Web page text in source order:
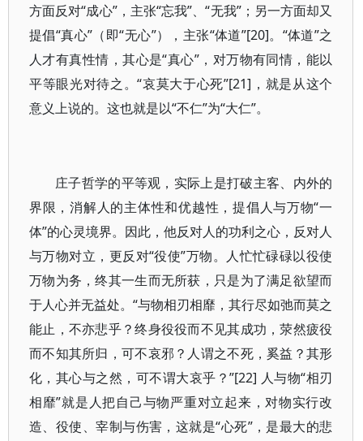
方面反对“成心”，主张“忘我”、“无我”；另一方面却又
提倡“真心”（即“无心”），主张“体道”[20]。“体道”之
人才有真性情，其心是“真心”，对万物有同情，能以
平等眼光对待之。“哀莫大于心死”[21]，就是从这个
意义上说的。这也就是以“不仁”为“大仁”。
庄子哲学的平等观，实际上是打破主客、内外的
界限，消解人的主体性和优越性，提倡人与万物“一
体”的心灵境界。因此，他反对人的功利之心，反对人
与万物对立，更反对“役使”万物。人忙忙碌碌以役使
万物为务，终其一生而无所获，只是为了满足欲望而
于人心并无益处。“与物相刃相靡，其行尽如弛而莫之
能止，不亦悲乎？终身役役而不见其成功，荥然疲役
而不知其所归，可不哀邪？人谓之不死，奚益？其形
化，其心与之然，可不谓大哀乎？”[22] 人与物“相刃
相靡”就是人把自己与物严重对立起来，对物实行改
造、役使、宰制与伤害，这就是“心死”，是最大的悲